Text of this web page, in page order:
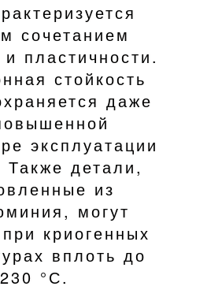
сочетанием
пластичности.
стойкость
даже
эксплуатации
Также детали,
из
могут
криогенных
вплоть до
°С.